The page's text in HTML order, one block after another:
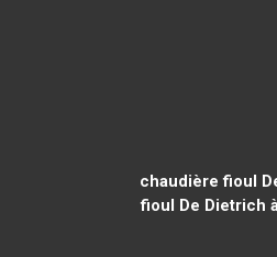
chaudière fioul
fioul De Dietrich